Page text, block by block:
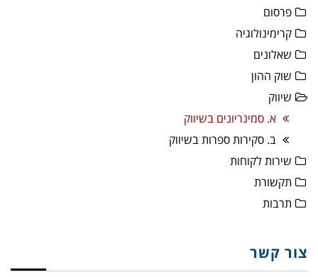
פרסום
קרימינולוגיה
שאלונים
שוק ההון
שיווק
א. סמינריונים בשיווק
ב. סקירות ספרות בשיווק
שירות לקוחות
תקשורת
תרבות
צור קשר